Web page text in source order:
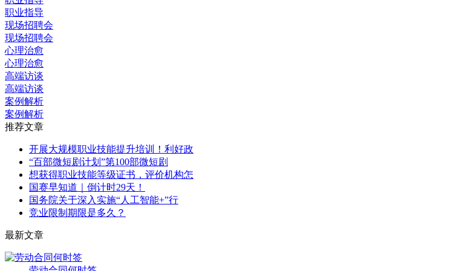
职业指导
现场招聘会
现场招聘会
心理治愈
心理治愈
高端访谈
高端访谈
案例解析
案例解析
推荐文章
开展大规模职业技能提升培训！利好政
“百部微短剧计划”第100部微短剧
想获得职业技能等级证书，评价机构怎
国赛早知道｜倒计时29天！
国务院关于深入实施“人工智能+”行
竞业限制期限是多久？
最新文章